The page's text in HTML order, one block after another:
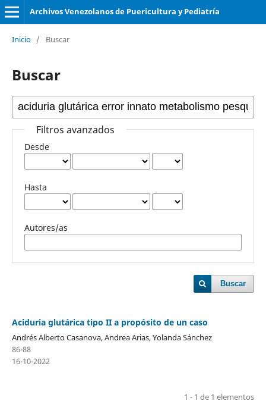
Archivos Venezolanos de Puericultura y Pediatría
Inicio / Buscar
Buscar
Filtros avanzados
Desde
Hasta
Autores/as
Buscar
Aciduria glutárica tipo II a propósito de un caso
Andrés Alberto Casanova, Andrea Arias, Yolanda Sánchez
86-88
16-10-2022
1 - 1 de 1 elementos